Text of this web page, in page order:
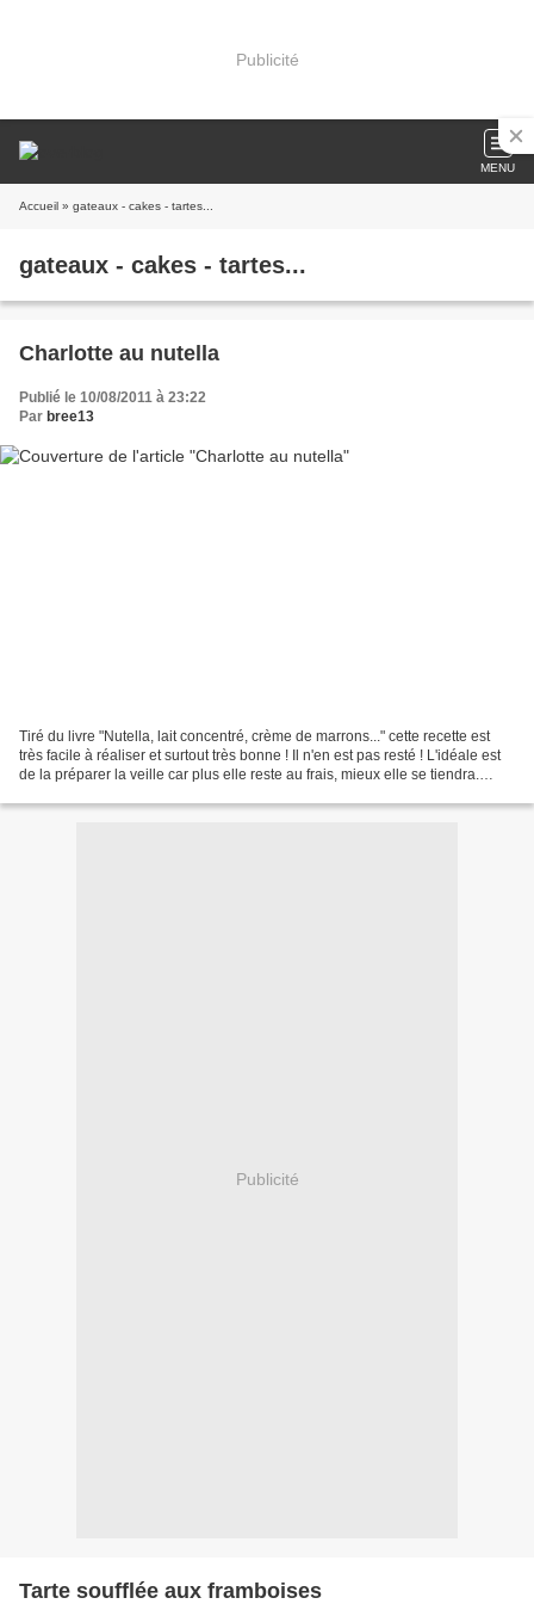
Publicité
MENU
Accueil » gateaux - cakes - tartes...
gateaux - cakes - tartes...
Charlotte au nutella
Publié le 10/08/2011 à 23:22
Par bree13
Tiré du livre "Nutella, lait concentré, crème de marrons..." cette recette est
très facile à réaliser et surtout très bonne ! Il n'en est pas resté ! L'idéale est
de la préparer la veille car plus elle reste au frais, mieux elle se tiendra.
Publicité
Tarte soufflée aux framboises